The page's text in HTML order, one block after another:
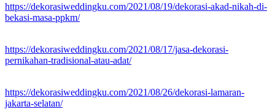
https://dekorasiweddingku.com/2021/08/19/dekorasi-akad-nikah-di-
bekasi-masa-ppkm/
https://dekorasiweddingku.com/2021/08/17/jasa-dekorasi-
pernikahan-tradisional-atau-adat/
https://dekorasiweddingku.com/2021/08/26/dekorasi-lamaran-
jakarta-selatan/